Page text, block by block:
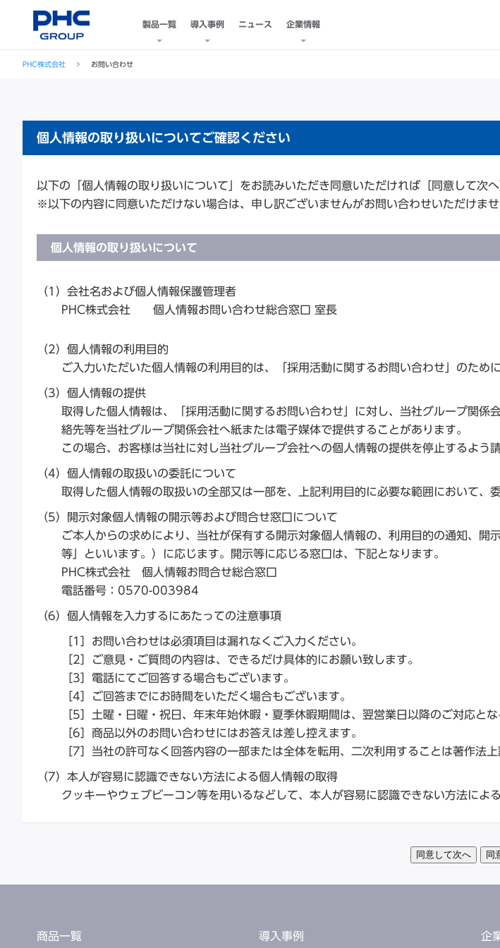
製品一覧 導入事例 ニュース 企業情報
PHC株式会社 お問い合わせ
個人情報の取り扱いについてご確認ください
以下の「個人情報の取り扱いについて」をお読みいただき同意いただければ［同意して次
※以下の内容に同意いただけない場合は、申し訳ございませんがお問い合わせいただけませ
個人情報の取り扱いについて
（1）会社名および個人情報保護管理者
PHC株式会社 個人情報お問い合わせ総合窓口 室長
（2）個人情報の利用目的
ご入力いただいた個人情報の利用目的は、「採用活動に関するお問い合わせ」のため
（3）個人情報の提供
取得した個人情報は、「採用活動に関するお問い合わせ」に対し、当社グループ関
絡先等を当社グループ関係会社へ紙または電子媒体で提供することがあります。
この場合、お客様は当社に対し当社グループ会社への個人情報の提供を停止するよう
（4）個人情報の取扱いの委託について
取得した個人情報の取扱いの全部又は一部を、上記利用目的に必要な範囲において、
（5）開示対象個人情報の開示等および問合せ窓口について
ご本人からの求めにより、当社が保有する開示対象個人情報の、利用目的の通知、
等」といいます。）に応じます。開示等に応じる窓口は、下記となります。
PHC株式会社 個人情報お問合せ総合窓口
電話番号：0570-003984
（6）個人情報を入力するにあたっての注意事項
［1］お問い合わせは必須項目は漏れなくご入力ください。
［2］ご意見・ご質問の内容は、できるだけ具体的にお願い致します。
［3］電話にてご回答する場合もございます。
［4］ご回答までにお時間をいただく場合もございます。
［5］土曜・日曜・祝日、年末年始休暇・夏季休暇期間は、翌営業日以降のご対応とな
［6］商品以外のお問い合わせにはお答えは差し控えます。
［7］当社の許可なく回答内容の一部または全体を転用、二次利用することは著作法
（7）本人が容易に認識できない方法による個人情報の取得
クッキーやウェブビーコン等を用いるなどして、本人が容易に認識できない方法によ
同意して次へ 同
商品一覧 導入事例 企